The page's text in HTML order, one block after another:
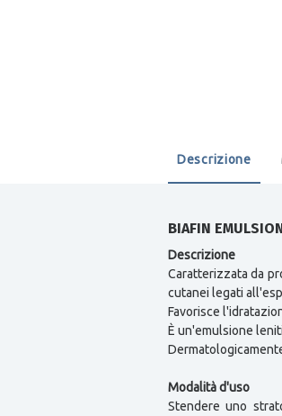
Descrizione
BIAFIN
Descrizione
Caratterizzata da
cutanei legati
Favorisce
È un'emulsione
Modalità d'uso
Stendere uno